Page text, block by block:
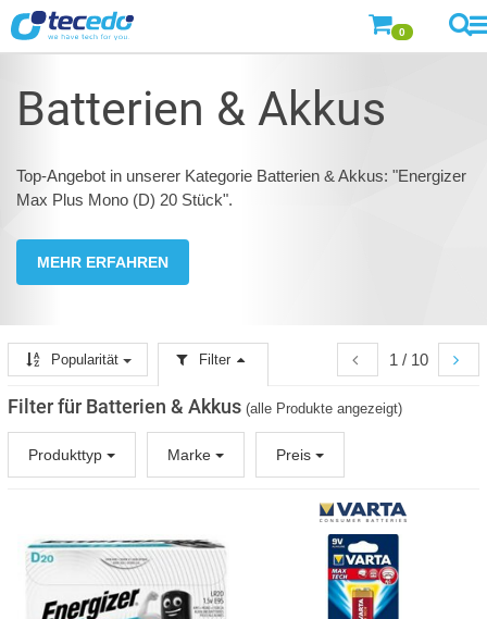
0
Batterien & Akkus
Top-Angebot in unserer Kategorie Batterien & Akkus: "Energizer
Max Plus Mono (D) 20 Stück".
MEHR ERFAHREN
1 / 10
Popularität Filter
Filter für Batterien & Akkus (alle Produkte angezeigt)
Produkttyp Marke Preis